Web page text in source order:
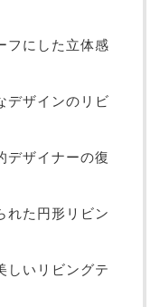
フにした立体感
デザインのリビ
ザイナーの復
た円形リビン
いリビングテ